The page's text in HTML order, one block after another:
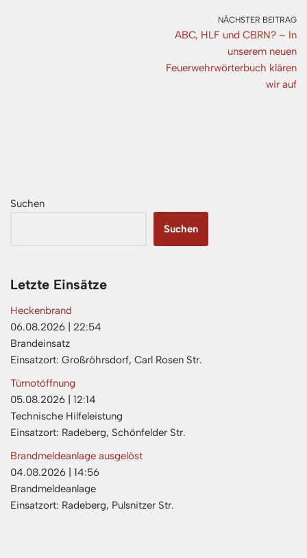
NÄCHSTER BEITRAG
ABC, HLF und CBRN? – In
unserem neuen
Feuerwehrwörterbuch klären
wir auf
Suchen
Suchen
Letzte Einsätze
Heckenbrand
06.08.2026
22:54
Brandeinsatz
Einsatzort: Großröhrsdorf, Carl Rosen Str.
Türnotöffnung
05.08.2026
12:14
Technische Hilfeleistung
Einsatzort: Radeberg, Schönfelder Str.
Brandmeldeanlage ausgelöst
04.08.2026
14:56
Brandmeldeanlage
Einsatzort: Radeberg, Pulsnitzer Str.